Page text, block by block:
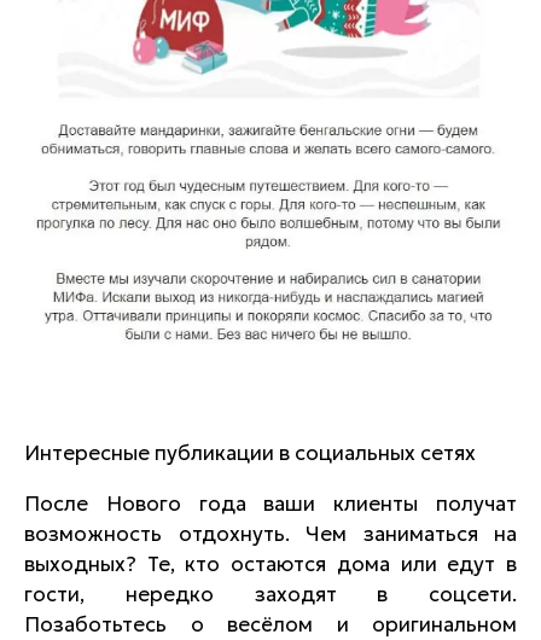
Интересные публикации в социальных сетях
После Нового года ваши клиенты получат
возможность отдохнуть. Чем заниматься на
выходных? Те, кто остаются дома или едут в
гости, нередко заходят в соцсети.
Позаботьтесь о весёлом и оригинальном